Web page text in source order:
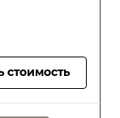
стоимость